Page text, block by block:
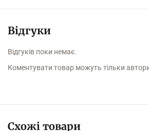
Відгуки
Відгуків поки немає.
Коментувати товар можуть тільки
Схожі товари